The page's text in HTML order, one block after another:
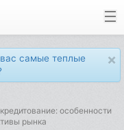
×
самые теплые
особенности
рынка